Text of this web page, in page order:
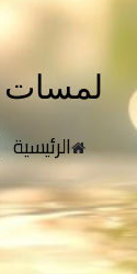
لمسات
الرئيسية